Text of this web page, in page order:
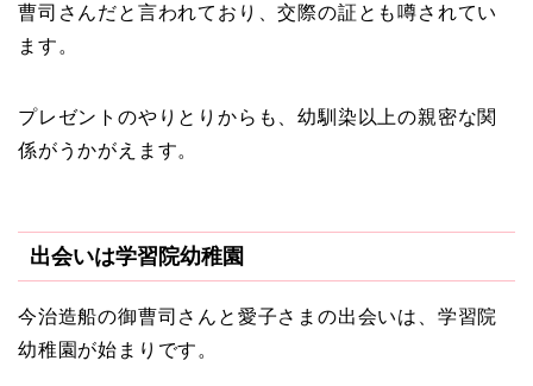
曹司さんだと言われており、交際の証とも噂されてい
ます。
プレゼントのやりとりからも、幼馴染以上の親密な関
係がうかがえます。
出会いは学習院幼稚園
今治造船の御曹司さんと愛子さまの出会いは、学習院
幼稚園が始まりです。